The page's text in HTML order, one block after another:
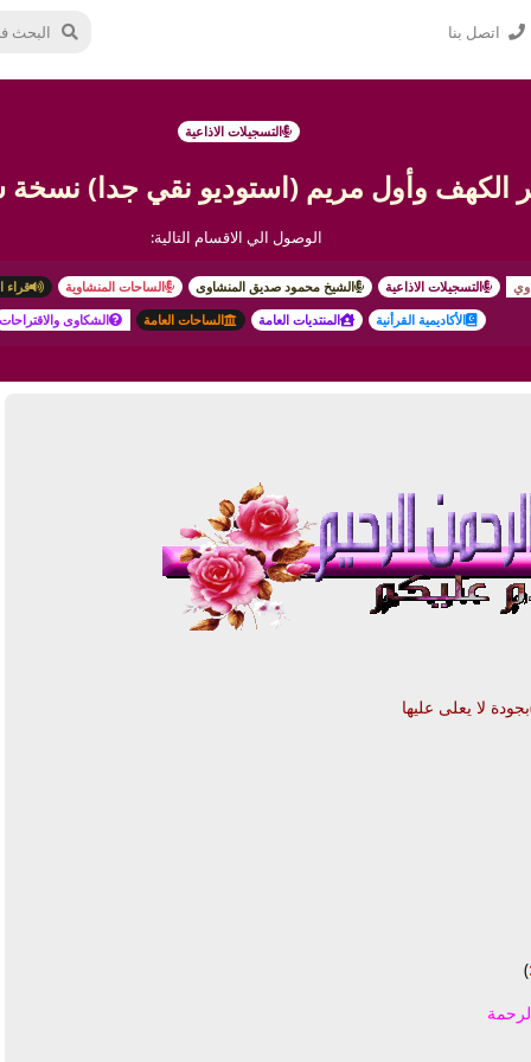
اتصل بنا
التسجيلات الاذاعية
الكهف وأول مريم (استوديو نقي جدا)
الوصول الي الاقسام التالية:
التسجيلات الاذاعية الشيخ محمود صديق المنشاوى الساحات المنشاوية قراء
الأكاديمية القرأنية
المنتديات العامة الساحات العامة الشكاوى والاقتراحات
لا يعلى عليها
)